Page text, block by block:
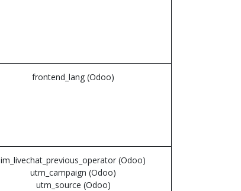
frontend_lang (Odoo)
im_livechat_previous_operator (Odoo)
utm_campaign (Odoo)
utm_source (Odoo)